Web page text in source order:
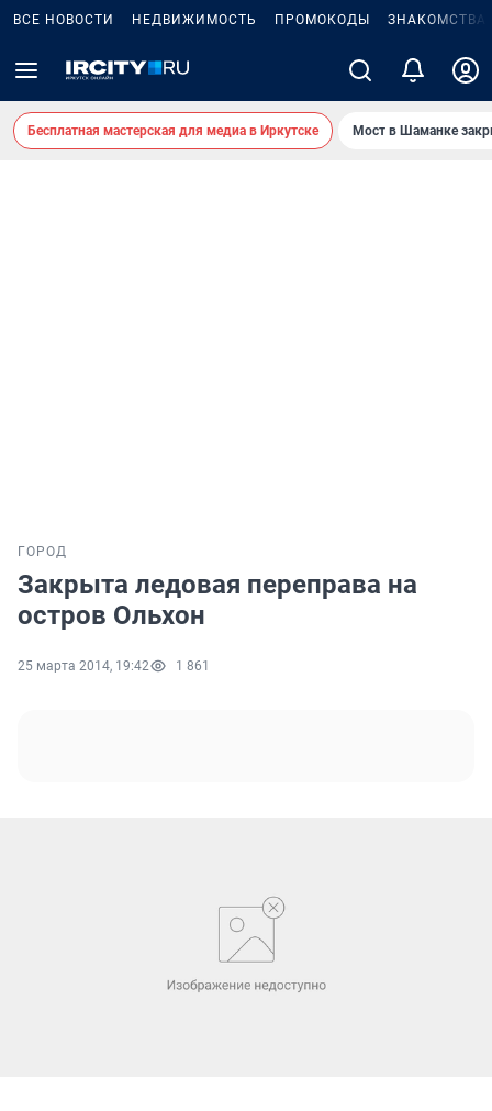
ВСЕ НОВОСТИ НЕДВИЖИМОСТЬ ПРОМОКОДЫ ЗНАКОМСТВА
Бесплатная мастерская для медиа в Иркутске Мост в Шаманке
ГОРОД
Закрыта ледовая переправа на
остров Ольхон
25 марта 2014, 19:42 1 861